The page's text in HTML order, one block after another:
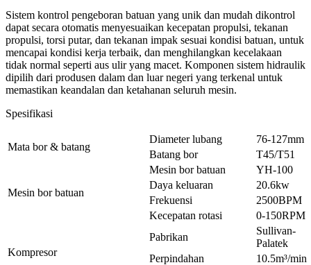
Sistem kontrol pengeboran batuan yang unik dan mudah dikontrol
dapat secara otomatis menyesuaikan kecepatan propulsi, tekanan
propulsi, torsi putar, dan tekanan impak sesuai kondisi batuan, untuk
mencapai kondisi kerja terbaik, dan menghilangkan kecelakaan
tidak normal seperti aus ulir yang macet. Komponen sistem hidraulik
dipilih dari produsen dalam dan luar negeri yang terkenal untuk
memastikan keandalan dan ketahanan seluruh mesin.
Spesifikasi
Mata bor & batang
Diameter lubang
76-127mm
Batang bor
T45/T51
Mesin bor batuan
Mesin bor batuan
YH-100
Daya keluaran
20.6kw
Frekuensi
2500BPM
Kecepatan rotasi
0-150RPM
Kompresor
Pabrikan
Sullivan-
Palatek
Perpindahan
10.5m³/min